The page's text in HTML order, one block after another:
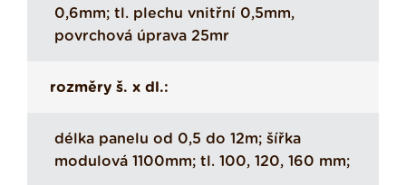
0,6mm; tl. plechu vnitřní 0,5mm,
povrchová úprava 25mr
rozměry š. x dl.:
délka panelu od 0,5 do 12m; šířka
modulová 1100mm; tl. 100, 120, 160 mm;